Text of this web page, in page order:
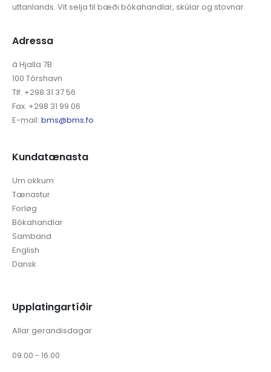
uttanlands. Vit selja til bæði bókahandlar, skúlar og stovnar.
Adressa
á Hjalla 7B
100 Tórshavn
Tlf. +298 31 37 56
Fax. +298 31 99 06
E-mail: bms@bms.fo
Kundatænasta
Um okkum
Tænastur
Forløg
Bókahandlar
Samband
English
Dansk
Upplatingartíðir
Allar gerandisdagar
09.00 - 16.00